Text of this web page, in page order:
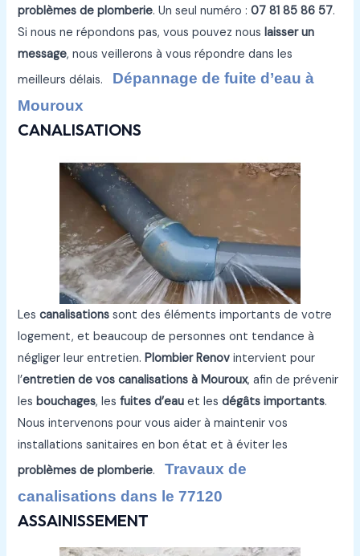
problèmes de plomberie. Un seul numéro :07 81 85 86 57.
Si nous ne répondons pas, vous pouvez nous laisser un
message, nous veillerons à vous répondre dans les
meilleurs délais. Dépannage de fuite d’eau à
Mouroux
CANALISATIONS
Lescanalisations sont des éléments importants de votre
logement, et beaucoup de personnes ont tendance à
négliger leur entretien.Plombier Renov intervient pour
l’entretien de vos canalisations à Mouroux, afin de prévenir
lesbouchages, lesfuites d’eau et lesdégâts importants.
Nous intervenons pour vous aider à maintenir vos
installations sanitaires en bon état et à éviter les
problèmes de plomberie. Travaux de
canalisations dans le 77120
ASSAINISSEMENT